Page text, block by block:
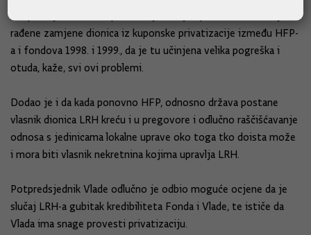
Potpredsjednik Vlade ponovio je i da je upitan način na koje su
rađene zamjene dionica iz kuponske privatizacije između HFP-
a i fondova 1998. i 1999., da je tu učinjena velika pogreška i
otuda, kaže, svi ovi problemi.
Dodao je i da kada ponovno HFP, odnosno država postane
vlasnik dionica LRH kreću i u pregovore i odlučno raščišćavanje
odnosa s jedinicama lokalne uprave oko toga tko doista može
i mora biti vlasnik nekretnina kojima upravlja LRH.
Potpredsjednik Vlade odlučno je odbio moguće ocjene da je
slučaj LRH-a gubitak kredibiliteta Fonda i Vlade, te ističe da
Vlada ima snage provesti privatizaciju.